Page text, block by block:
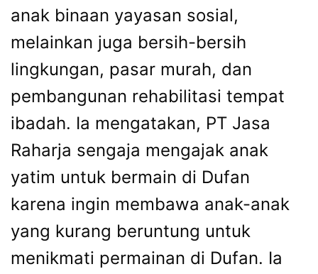
anak binaan yayasan sosial,
melainkan juga bersih-bersih
lingkungan, pasar murah, dan
pembangunan rehabilitasi tempat
ibadah. Ia mengatakan, PT Jasa
Raharja sengaja mengajak anak
yatim untuk bermain di Dufan
karena ingin membawa anak-anak
yang kurang beruntung untuk
menikmati permainan di Dufan. Ia